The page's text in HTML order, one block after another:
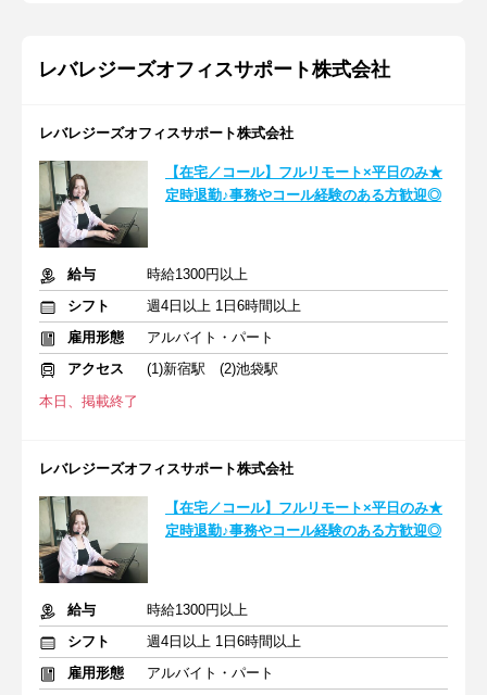
レバレジーズオフィスサポート株式会社
レバレジーズオフィスサポート株式会社
【在宅／コール】フルリモート×平日のみ★
定時退勤♪事務やコール経験のある方歓迎◎
給与
時給1300円以上
シフト
週4日以上 1日6時間以上
雇用形態
アルバイト・パート
アクセス
(1)新宿駅 (2)池袋駅
本日、掲載終了
レバレジーズオフィスサポート株式会社
【在宅／コール】フルリモート×平日のみ★
定時退勤♪事務やコール経験のある方歓迎◎
給与
時給1300円以上
シフト
週4日以上 1日6時間以上
雇用形態
アルバイト・パート